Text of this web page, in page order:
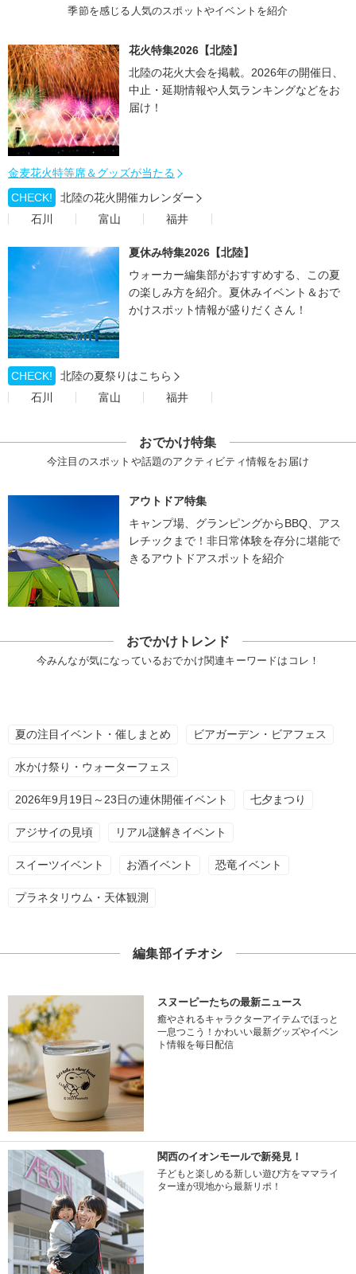
季節を感じる人気のスポットやイベントを紹介
花火特集2026【北陸】
北陸の花火大会を掲載。2026年の開催日、
中止・延期情報や人気ランキングなどをお
届け！
金麦花火特等席＆グッズが当たる
CHECK!
北陸の花火開催カレンダー
石川
富山 福井
夏休み特集2026【北陸】
ウォーカー編集部がおすすめする、この夏
の楽しみ方を紹介。夏休みイベント＆おで
かけスポット情報が盛りだくさん！
CHECK!
北陸の夏祭りはこちら
石川
富山 福井
おでかけ特集
今注目のスポットや話題のアクティビティ情報をお届け
アウトドア特集
キャンプ場、グランピングからBBQ、アス
レチックまで！非日常体験を存分に堪能で
きるアウトドアスポットを紹介
おでかけトレンド
今みんなが気になっているおでかけ関連キーワードはコレ！
夏の注目イベント・催しまとめ ビアガーデン・ビアフェス
水かけ祭り・ウォーターフェス
2026年9月19日～23日の連休開催イベント 七夕まつり
アジサイの見頃 リアル謎解きイベント
スイーツイベント お酒イベント 恐竜イベント
プラネタリウム・天体観測
編集部イチオシ
スヌーピーたちの最新ニュース
癒やされるキャラクターアイテムでほっと
一息つこう！かわいい最新グッズやイベン
ト情報を毎日配信
関西のイオンモールで新発見！
子どもと楽しめる新しい遊び方をママライ
ター達が現地から最新リポ！